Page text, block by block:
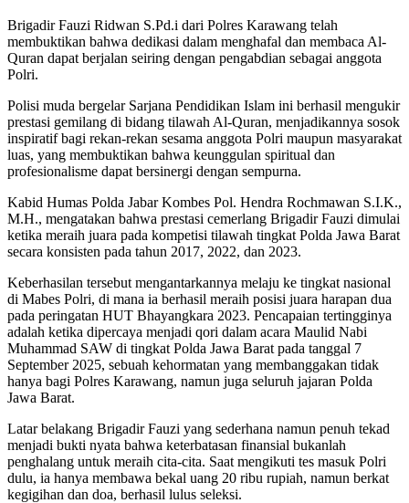
Brigadir Fauzi Ridwan S.Pd.i dari Polres Karawang telah
membuktikan bahwa dedikasi dalam menghafal dan membaca Al-
Quran dapat berjalan seiring dengan pengabdian sebagai anggota
Polri.
Polisi muda bergelar Sarjana Pendidikan Islam ini berhasil mengukir
prestasi gemilang di bidang tilawah Al-Quran, menjadikannya sosok
inspiratif bagi rekan-rekan sesama anggota Polri maupun masyarakat
luas, yang membuktikan bahwa keunggulan spiritual dan
profesionalisme dapat bersinergi dengan sempurna.
Kabid Humas Polda Jabar Kombes Pol. Hendra Rochmawan S.I.K.,
M.H., mengatakan bahwa prestasi cemerlang Brigadir Fauzi dimulai
ketika meraih juara pada kompetisi tilawah tingkat Polda Jawa Barat
secara konsisten pada tahun 2017, 2022, dan 2023.
Keberhasilan tersebut mengantarkannya melaju ke tingkat nasional
di Mabes Polri, di mana ia berhasil meraih posisi juara harapan dua
pada peringatan HUT Bhayangkara 2023. Pencapaian tertingginya
adalah ketika dipercaya menjadi qori dalam acara Maulid Nabi
Muhammad SAW di tingkat Polda Jawa Barat pada tanggal 7
September 2025, sebuah kehormatan yang membanggakan tidak
hanya bagi Polres Karawang, namun juga seluruh jajaran Polda
Jawa Barat.
Latar belakang Brigadir Fauzi yang sederhana namun penuh tekad
menjadi bukti nyata bahwa keterbatasan finansial bukanlah
penghalang untuk meraih cita-cita. Saat mengikuti tes masuk Polri
dulu, ia hanya membawa bekal uang 20 ribu rupiah, namun berkat
kegigihan dan doa, berhasil lulus seleksi.